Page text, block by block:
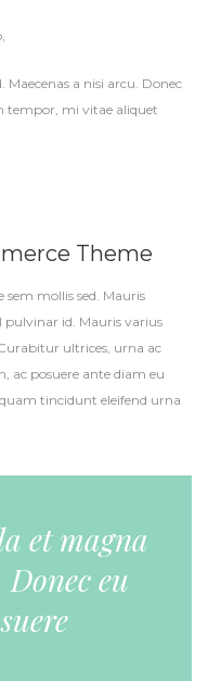
a nisi arcu. Donec
tempor, mi vitae aliquet
Theme
mollis sed. Mauris
pulvinar id. Mauris varius
ultrices, urna ac
ac posuere ante diam eu
tincidunt eleifend urna
et magna
eu